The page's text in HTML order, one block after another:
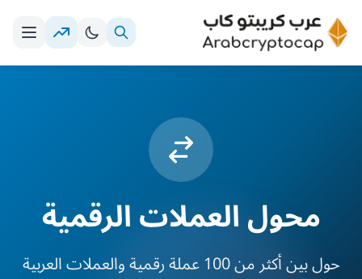
محول العملات الرقمية
حول بين أكثر من 100 عملة رقمية والعملات العربية